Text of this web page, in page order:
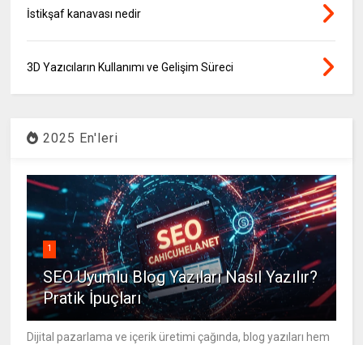
İstikşaf kanavası nedir
3D Yazıcıların Kullanımı ve Gelişim Süreci
2025 En'leri
1
SEO Uyumlu Blog Yazıları Nasıl Yazılır?
Pratik İpuçları
Dijital pazarlama ve içerik üretimi çağında, blog yazıları hem